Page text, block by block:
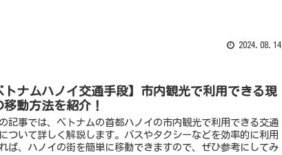
2024.08.14
トナムハノイ交通手段】市内観光で利用できる現
移動方法を紹介！
記事では、ベトナムの首都ハノイの市内観光で利用できる交通
ついて詳しく解説します。バスやタクシーなどを効率的に利用
ば、ハノイの街を簡単に移動できますので、ぜひ参考にしてみ